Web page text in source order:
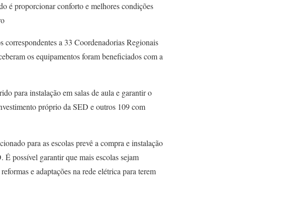
é proporcionar conforto e melhores condições
correspondentes a 33 Coordenadorias Regionais
os equipamentos foram beneficiados com a
para instalação em salas de aula e garantir o
próprio da SED e outros 109 com
para as escolas prevê a compra e instalação
possível garantir que mais escolas sejam
e adaptações na rede elétrica para terem